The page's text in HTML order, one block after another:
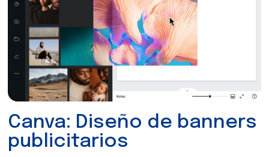
Canva: Diseño de banners
publicitarios